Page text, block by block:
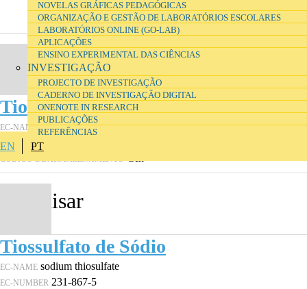
NOVELAS GRÁFICAS PEDAGÓGICAS
ORGANIZAÇÃO E GESTÃO DE LABORATÓRIOS ESCOLARES
LABORATÓRIOS ONLINE (GO-LAB)
APLICAÇÕES
ENSINO EXPERIMENTAL DAS CIÊNCIAS
INVESTIGAÇÃO
PROJECTO DE INVESTIGAÇÃO
CADERNO DE INVESTIGAÇÃO DIGITAL
ONENOTE IN RESEARCH
PUBLICAÇÕES
REFERÊNCIAS
EN PT
Tiossulfato de Sódio
EC-NAME sodium thiosulfate
EC-NUMBER
CÓDIGO DE ARMAZENAMENTO
Tiossulfato de Sódio
EC-NAME sodium thiosulfate
EC-NUMBER 231-867-5